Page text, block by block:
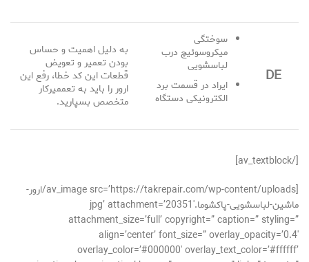
DE
سوختگی
میکروسوئیچ درب
لباسشویی
ایراد در قسمت برد
الکترونیکی دستگاه
به دلیل اهمیت و حساس
بودن تعمیر و تعویض
قطعات این کد خطا، رفع این
ارور را باید به تعممیرکار
متخصص بسپارید.
[/av_textblock]
[av_image src=’https://takrepair.com/wp-content/uploads/ارور-
ماشین-لباسشویی-پاکشوما.jpg’ attachment=’20351′
attachment_size=’full’ copyright=” caption=” styling=”
align=’center’ font_size=” overlay_opacity=’0.4′
overlay_color=’#000000′ overlay_text_color=’#ffffff’